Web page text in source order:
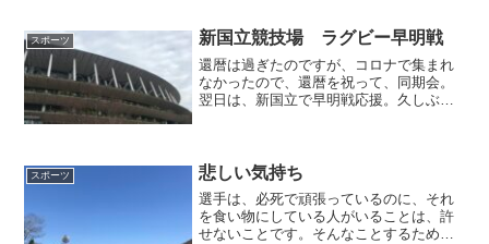
スポーツ 新国立競技場 ラグビー早明戦
還暦は過ぎたのですが、コロナで集まれ
なかったので、還暦を祝って、同期会。
翌日は、新国立で早明戦応援。久しぶり
スポーツ 悲しい気持ち
選手は、必死で頑張っているのに、それ
を食い物にしている人がいることは、許
せないことです。そんなことするため